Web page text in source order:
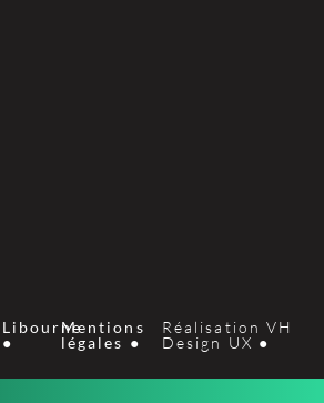
Libourne
●
Mentions
légales ●
Réalisation VH
Design UX ●